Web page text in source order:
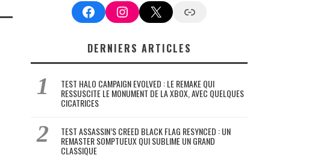
FacebookInstagram
X Google News
DERNIERS ARTICLES
TEST HALO CAMPAIGN EVOLVED : LE REMAKE QUI
RESSUSCITE LE MONUMENT DE LA XBOX, AVEC QUELQUES
CICATRICES
TEST ASSASSIN’S CREED BLACK FLAG RESYNCED : UN
REMASTER SOMPTUEUX QUI SUBLIME UN GRAND
CLASSIQUE